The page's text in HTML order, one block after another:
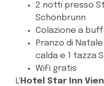
2 notti presso
Schönbrunn
Colazione a
Pranzo di
calda e 1 tazza
WiFi gratis
L'Hotel Star Inn